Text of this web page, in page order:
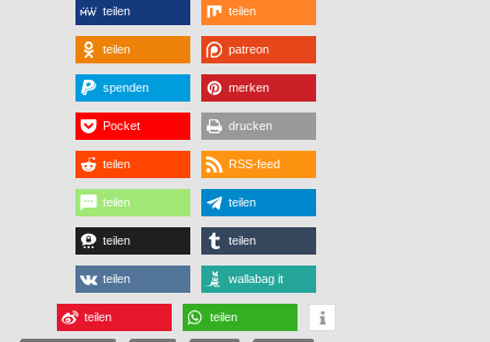
teilen teilen
teilen patreon
spenden merken
Pocket drucken
teilen RSS-feed
teilen teilen
teilen teilen
teilen wallabag it
teilen teilen